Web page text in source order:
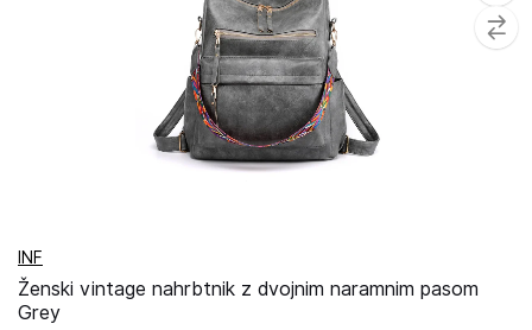
INF
Ženski vintage nahrbtnik z dvojnim naramnim pasom
Grey